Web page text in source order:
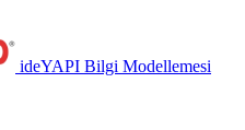
ideYAPI Bilgi Modellemesi